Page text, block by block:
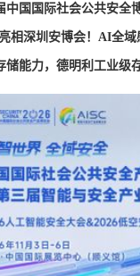
中国国际社会公共安全
相深圳安博会！AI全域
储能力，德明利工业级